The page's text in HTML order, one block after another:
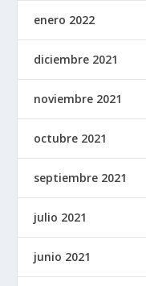
enero 2022
diciembre 2021
noviembre 2021
octubre 2021
septiembre 2021
julio 2021
junio 2021